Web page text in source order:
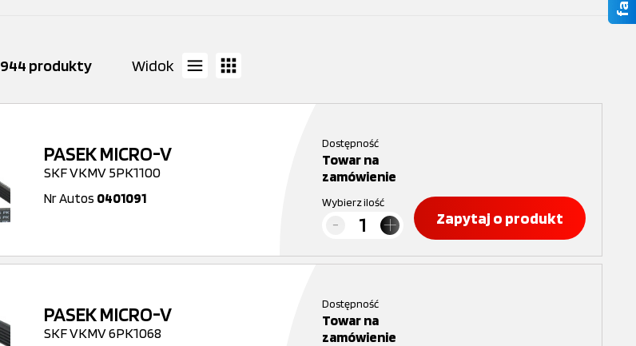
944 produkty Widok
PASEK MICRO-V
SKF VKMV 5PK1100
Nr Autos 0401091
Dostępność
Towar na
zamówienie
Wybierz ilość
Zapytaj o produkt
PASEK MICRO-V
SKF VKMV 6PK1068
Dostępność
Towar na
zamówienie